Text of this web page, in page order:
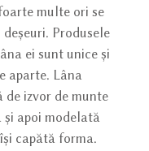
multe ori se
Produsele
ei sunt unice și
aparte. Lâna
de izvor de munte
și apoi modelată
capătă forma.